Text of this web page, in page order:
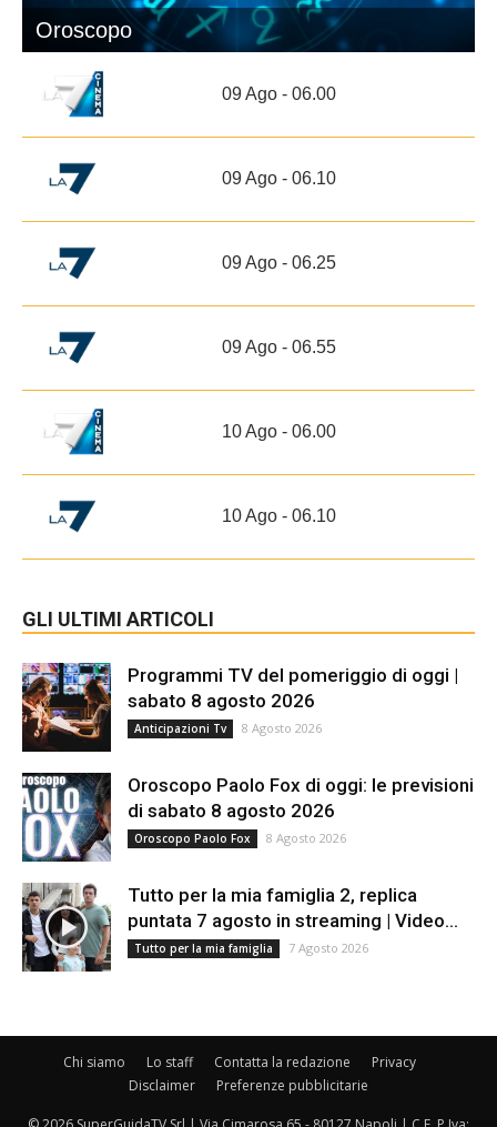
Oroscopo
09 Ago - 06.00
09 Ago - 06.10
09 Ago - 06.25
09 Ago - 06.55
10 Ago - 06.00
10 Ago - 06.10
GLI ULTIMI ARTICOLI
Programmi TV del pomeriggio di oggi |
sabato 8 agosto 2026
Anticipazioni Tv 8 Agosto 2026
Oroscopo Paolo Fox di oggi: le previsioni
di sabato 8 agosto 2026
Oroscopo Paolo Fox 8 Agosto 2026
Tutto per la mia famiglia 2, replica
puntata 7 agosto in streaming | Video...
Tutto per la mia famiglia 7 Agosto 2026
Chi siamo Lo staff Contatta la redazione
Privacy
Disclaimer
Preferenze pubblicitarie